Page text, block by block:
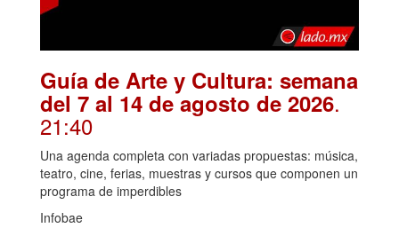
Guía de Arte y Cultura: semana
del 7 al 14 de agosto de 2026.
21:40
Una agenda completa con variadas propuestas: música,
teatro, cine, ferias, muestras y cursos que componen un
programa de imperdibles
Infobae